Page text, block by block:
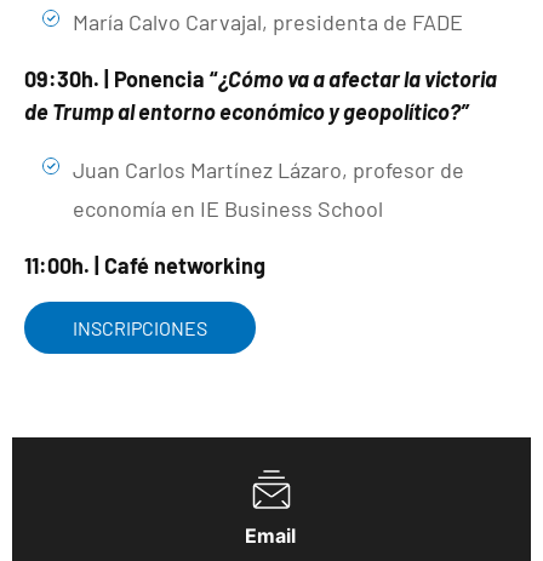
Email
María Calvo Carvajal, presidenta de FADE
09:30h. | Ponencia “¿Cómo va a afectar la victoria
de Trump al entorno económico y geopolítico?”
Juan Carlos Martínez Lázaro, profesor de
economía en IE Business School
11:00h. | Café networking
INSCRIPCIONES